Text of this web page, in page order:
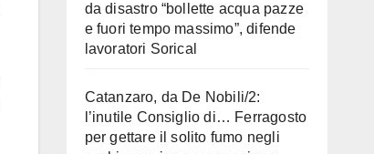
da disastro “bollette acqua pazze
e fuori tempo massimo”, difende
lavoratori Sorical
Catanzaro, da De Nobili/2:
l’inutile Consiglio di… Ferragosto
per gettare il solito fumo negli